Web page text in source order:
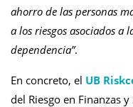
ahorro de las personas
a los riesgos asociados
dependencia”.
En concreto, el UB
del Riesgo en Finanzas